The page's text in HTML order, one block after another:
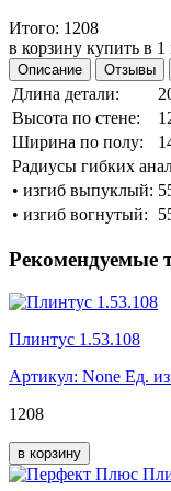
Итого: 1208
в корзину купить в 1
Описание Отзывы
Длина детали:
Высота по стене:
Ширина по полу:
Радиусы гибких
• изгиб выпуклый:
• изгиб вогнутый:
Рекомендуемые
Плинтус 1.53.108
Артикул: None Ед.
1208
в корзину